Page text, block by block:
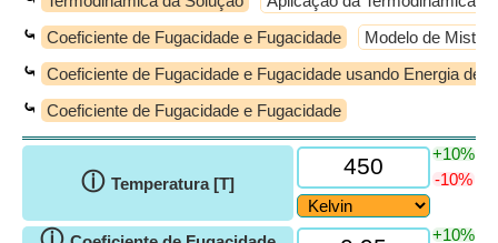
⤿ Coeficiente de Fugacidade e Fugacidade Modelo de
⤿ Coeficiente de Fugacidade e Fugacidade usando Energia de
⤿ Coeficiente de Fugacidade e Fugacidade
ⓘ Temperatura [T]
+10%
-10%
+10%